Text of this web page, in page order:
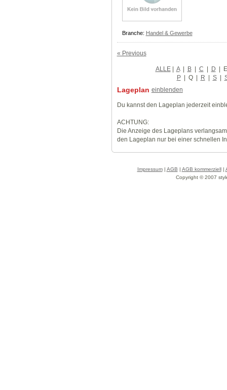
Branche: Handel & Gewerbe
« Previous
ALLE| A | B | C | D | E
P | Q | R | S |
Lageplan einblenden
Du kannst den Lageplan jederzeit
ACHTUNG:
Die Anzeige des Lageplans
den Lageplan nur bei einer schnellen
Impressum| AGB | AGB kommerziell|
Copyright © 2007